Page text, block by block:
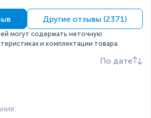
на задней панели,
фронтальная
Другие отзывы (2371)
могут содержать неточную
и комплектации товара.
По дате